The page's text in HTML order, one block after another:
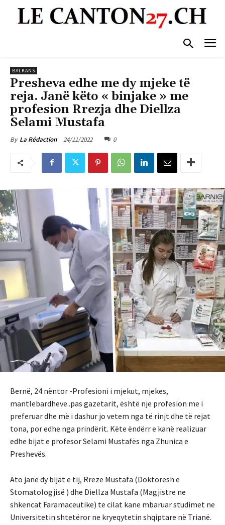
BALKANS
Presheva edhe me dy mjeke të
reja. Janë këto « binjake » me
profesion Rrezja dhe Diellza
Selami Mustafa
By La Rédaction 24/11/2022 0
Bernë, 24 nëntor -Profesioni i mjekut, mjekes,
mantlebardheve..pas gazetarit, është nje profesion me i
preferuar dhe më i dashur jo vetem nga të rinjt dhe të rejat
tona, por edhe nga prindërit. Këte ëndërr e kanë realizuar
edhe bijat e profesor Selami Mustafës nga Zhunica e
Preshevës.
Ato janë dy bijat e tij, Rreze Mustafa (Doktoresh e
Stomatologjisë ) dhe Diellza Mustafa (Magjistre ne
shkencat Faramaceutike) te cilat kane mbaruar studimet ne
Universitetin shtetëror ne kryeqytetin shqiptare në Trianë.